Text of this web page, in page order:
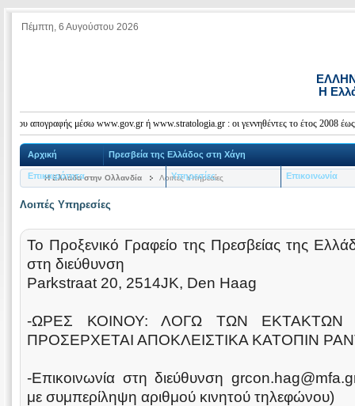
Πέμπτη, 6 Αυγούστου 2026
Η
απογραφής μέσω www.gov.gr ή www.stratologia.gr : οι γεννηθέντες το έτος 2008 έως
Αρχική Πρεσβεία της Ελλάδος στη Χάγη
Επικαιρότητα Υπηρεσίες Επικοινωνία
Η Ελλάδα στην Ολλανδία Λοιπές Υπηρεσίες
Λοιπές Υπηρεσίες
Το Προξενικό Γραφείο της Πρεσβείας της
στη διεύθυνση
Parkstraat 20, 2514JK, Den Haag
-ΩΡΕΣ ΚΟΙΝΟΥ: ΛΟΓΩ ΤΩΝ
ΠΡΟΣΕΡΧΕΤΑΙ ΑΠΟΚΛΕΙΣΤΙΚΑ ΚΑΤΟΠΙΝ
-Επικοινωνία στη διεύθυνση
με συμπερίληψη αριθμού κινητού τηλεφώνου)